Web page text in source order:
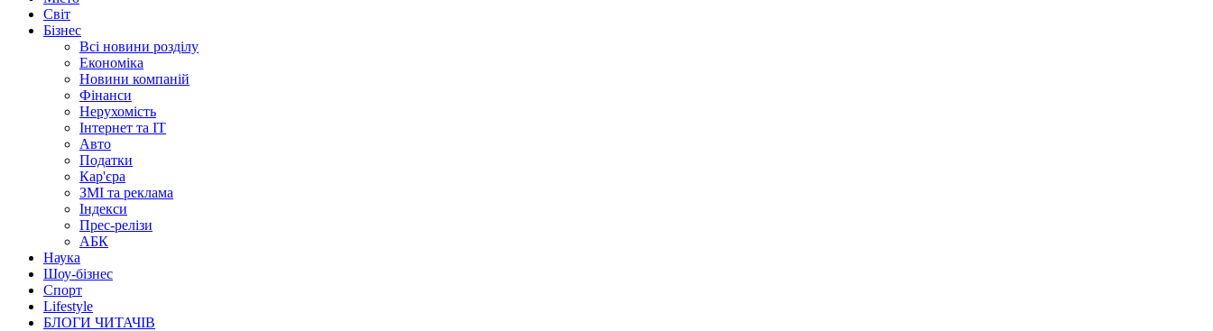
Світ
Бізнес
Всі новини розділу
Економіка
Новини компаній
Фінанси
Нерухомість
Інтернет та IT
Авто
Податки
Кар'єра
ЗМІ та реклама
Індекси
Прес-релізи
АБК
Наука
Шоу-бізнес
Спорт
Lifestyle
БЛОГИ ЧИТАЧІВ